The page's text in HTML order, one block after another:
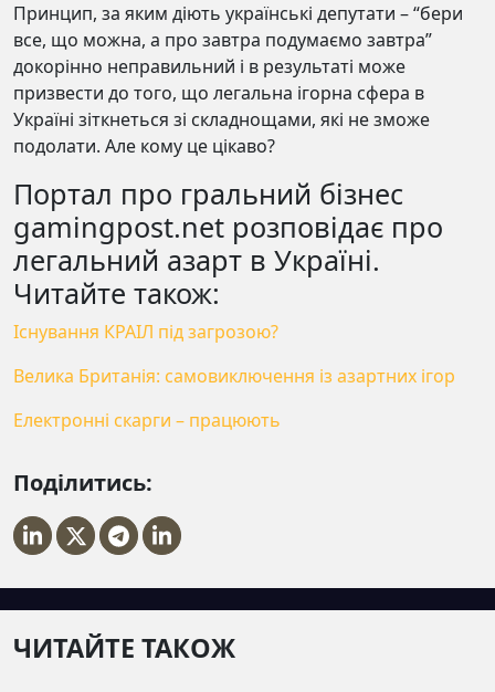
Принцип, за яким діють українські депутати – “бери
все, що можна, а про завтра подумаємо завтра”
докорінно неправильний і в результаті може
призвести до того, що легальна ігорна сфера в
Україні зіткнеться зі складнощами, які не зможе
подолати. Але кому це цікаво?
Портал про гральний бізнес
gamingpost.net розповідає про
легальний азарт в Україні.
Читайте також:
Існування КРАІЛ під загрозою?
Велика Британія: самовиключення із азартних ігор
Електронні скарги – працюють
Поділитись:
ЧИТАЙТЕ ТАКОЖ